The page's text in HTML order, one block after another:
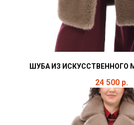
ШУБА ИЗ ИСКУССТВЕННОГО
24 500 р.